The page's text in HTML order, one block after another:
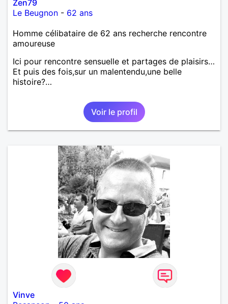
Zen79
Le Beugnon - 62 ans
Homme célibataire de 62 ans recherche rencontre
amoureuse
Ici pour rencontre sensuelle et partages de plaisirs…
Et puis des fois,sur un malentendu,une belle
histoire?…
Voir le profil
Vinve